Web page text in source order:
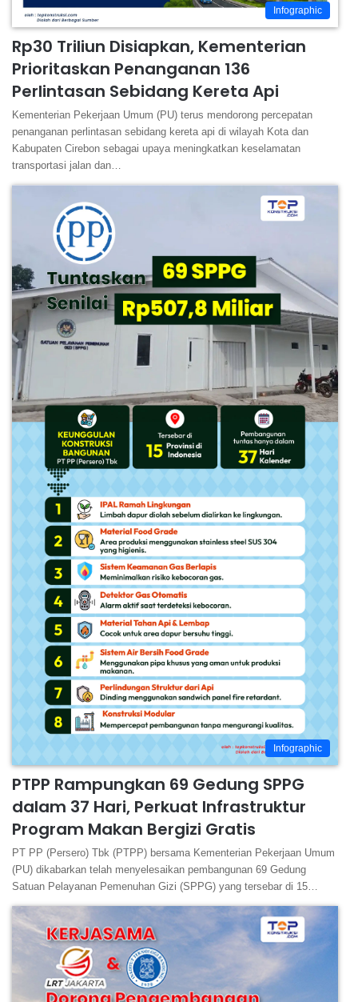
Infographic
Rp30 Triliun Disiapkan, Kementerian
Prioritaskan Penanganan 136
Perlintasan Sebidang Kereta Api
Kementerian Pekerjaan Umum (PU) terus mendorong percepatan
penanganan perlintasan sebidang kereta api di wilayah Kota dan
Kabupaten Cirebon sebagai upaya meningkatkan keselamatan
transportasi jalan dan…
Infographic
PTPP Rampungkan 69 Gedung SPPG
dalam 37 Hari, Perkuat Infrastruktur
Program Makan Bergizi Gratis
PT PP (Persero) Tbk (PTPP) bersama Kementerian Pekerjaan Umum
(PU) dikabarkan telah menyelesaikan pembangunan 69 Gedung
Satuan Pelayanan Pemenuhan Gizi (SPPG) yang tersebar di 15…